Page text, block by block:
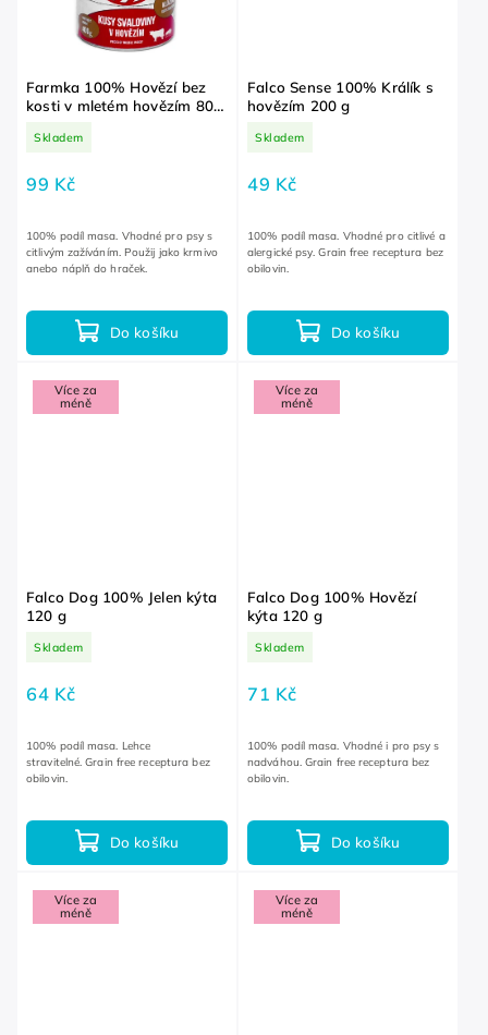
Farmka 100% Hovězí bez
kosti v mletém hovězím 800
Skladem
99 Kč
Do košíku
100% podíl masa. Vhodné pro psy s
citlivým zažíváním. Použij jako krmivo
anebo náplň do hraček.
Falco Sense 100% Králík s
hovězím 200 g
Skladem
49 Kč
Do košíku
100% podíl masa. Vhodné pro citlivé a
alergické psy. Grain free receptura bez
obilovin.
Více za
méně
Falco Dog 100% Jelen kýta
120 g
Skladem
64 Kč
Do košíku
100% podíl masa. Lehce
stravitelné. Grain free receptura bez
obilovin.
Více za
méně
Falco Dog 100% Hovězí
kýta 120 g
Skladem
71 Kč
Do košíku
100% podíl masa. Vhodné i pro psy s
nadváhou. Grain free receptura bez
obilovin.
Více za
méně
Více za
méně